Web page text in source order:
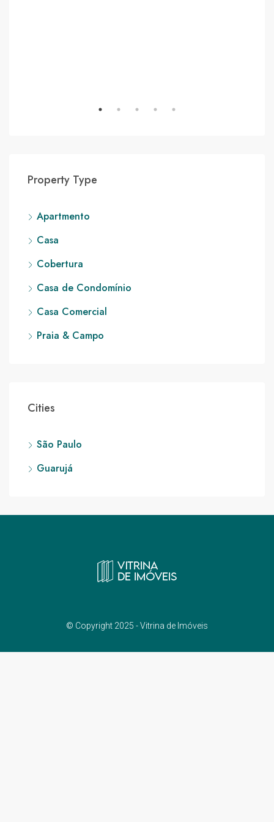
Property Type
Apartmento
Casa
Cobertura
Casa de Condomínio
Casa Comercial
Praia & Campo
Cities
São Paulo
Guarujá
© Copyright 2025 - Vitrina de Imóveis